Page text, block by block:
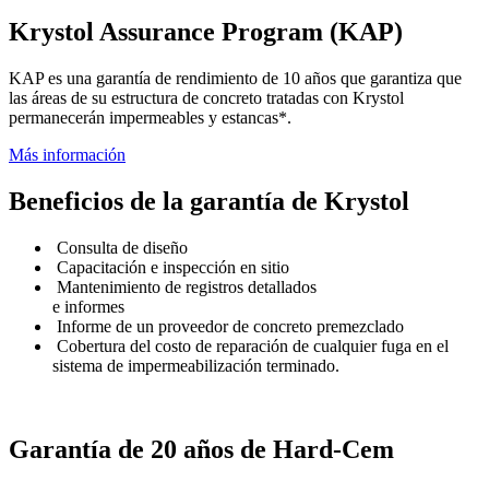
Krystol Assurance Program (KAP)
KAP es una garantía de rendimiento de 10 años que garantiza que
las áreas de su estructura de concreto tratadas con Krystol
permanecerán impermeables y estancas*.
Más información
Beneficios de la garantía de Krystol
Consulta de diseño
Capacitación e inspección en sitio
Mantenimiento de registros detallados
e informes
Informe de un proveedor de concreto premezclado
Cobertura del costo de reparación de cualquier fuga en el
sistema de impermeabilización terminado.
Garantía de 20 años de Hard-Cem